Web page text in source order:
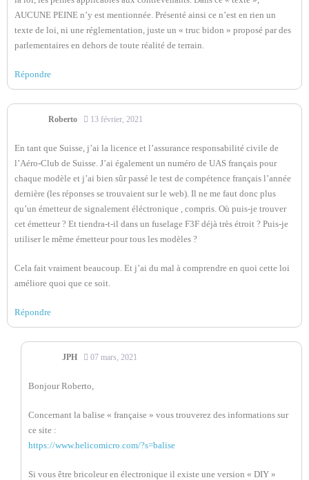
AUCUNE PEINE n’y est mentionnée. Présenté ainsi ce n’est en rien un
texte de loi, ni une réglementation, juste un « truc bidon » proposé par des
parlementaires en dehors de toute réalité de terrain.
Répondre
Roberto 13 février, 2021
En tant que Suisse, j’ai la licence et l’assurance responsabilité civile de
l’Aéro-Club de Suisse. J’ai également un numéro de UAS français pour
chaque modèle et j’ai bien sûr passé le test de compétence français l’année
dernière (les réponses se trouvaient sur le web). Il ne me faut donc plus
qu’un émetteur de signalement éléctronique , compris. Où puis-je trouver
cet émetteur ? Et tiendra-t-il dans un fuselage F3F déjà très étroit ? Puis-je
utiliser le même émetteur pour tous les modèles ?
Cela fait vraiment beaucoup. Et j’ai du mal à comprendre en quoi cette loi
améliore quoi que ce soit.
Répondre
JPH 07 mars, 2021
Bonjour Roberto,
Concernant la balise « française » vous trouverez des informations sur
ce site :
https://www.helicomicro.com/?s=balise
Si vous être bricoleur en électronique il existe une version « DIY »